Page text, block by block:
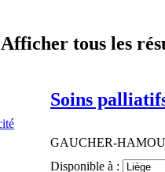
Afficher tous les
Soins
GAUCHER-
Disponible à :